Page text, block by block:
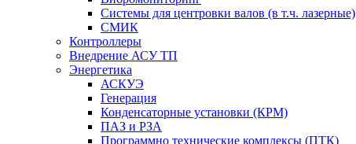
Системы для центровки валов (в т.ч. лазерные)
СМИК
Контроллеры
Внедрение АСУ ТП
Энергетика
АСКУЭ
Генерация
Конденсаторные установки (КРМ)
ПАЗ и РЗА
Программно технические комплексы (ПТК)